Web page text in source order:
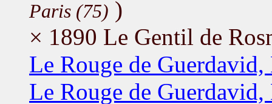
Paris (75) )
× 1890 Le Gentil de
Le Rouge de
Le Rouge de